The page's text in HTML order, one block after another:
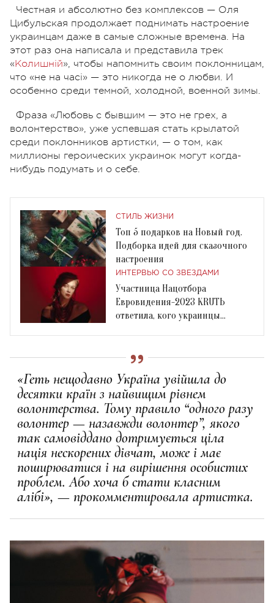
Честная и абсолютно без комплексов — Оля
Цибульская продолжает поднимать настроение
украинцам даже в самые сложные времена. На
этот раз она написала и представила трек
«Колишній», чтобы напомнить своим поклонницам,
что «не на часі» — это никогда не о любви. И
особенно среди темной, холодной, военной зимы.
Фраза «Любовь с бывшим — это не грех, а
волонтерство», уже успевшая стать крылатой
среди поклонников артистки, — о том, как
миллионы героических украинок могут когда-
нибудь подумать и о себе.
СТИЛЬ ЖИЗНИ
Топ 5 подарков на Новый год.
Подборка идей для сказочного
настроения
ИНТЕРВЬЮ СО ЗВЕЗДАМИ
Участница Нацотбора
Евровидения-2023 KRUTЬ
ответила, кого украинцы
«Геть нещодавно Україна увійшла до
десятки країн з найвищим рівнем
волонтерства. Тому правило “одного разу
волонтер — назавжди волонтер”, якого
так самовіддано дотримується ціла
нація нескорених дівчат, може і має
поширюватися і на вирішення особистих
проблем. Або хоча б стати класним
алібі», — прокомментировала артистка.